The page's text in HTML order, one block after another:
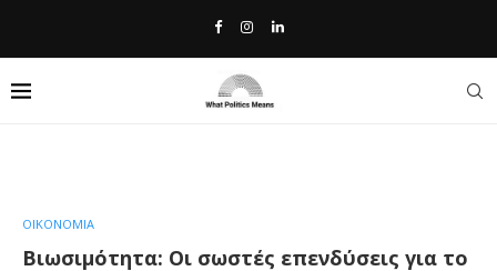
ΟΙΚΟΝΟΜΙΑ
Βιωσιμότητα: Οι σωστές επενδύσεις για το